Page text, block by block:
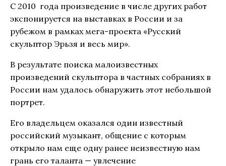
С 2010 года произведение в числе других работ
экспонируется на выставках в России и за
рубежом в рамках мега-проекта «Русский
скульптор Эрьзя и весь мир».
В результате поиска малоизвестных
произведений скульптора в частных собраниях в
России нам удалось обнаружить этот небольшой
портрет.
Его владельцем оказался один известный
российский музыкант, общение с которым
открыло нам еще одну ранее неизвестную нам
грань его таланта — увлечение